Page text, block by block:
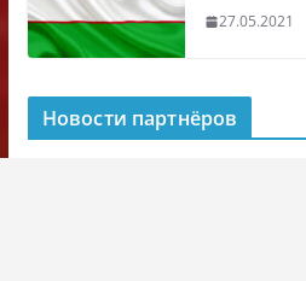
27.05.2021
Новости партнёров